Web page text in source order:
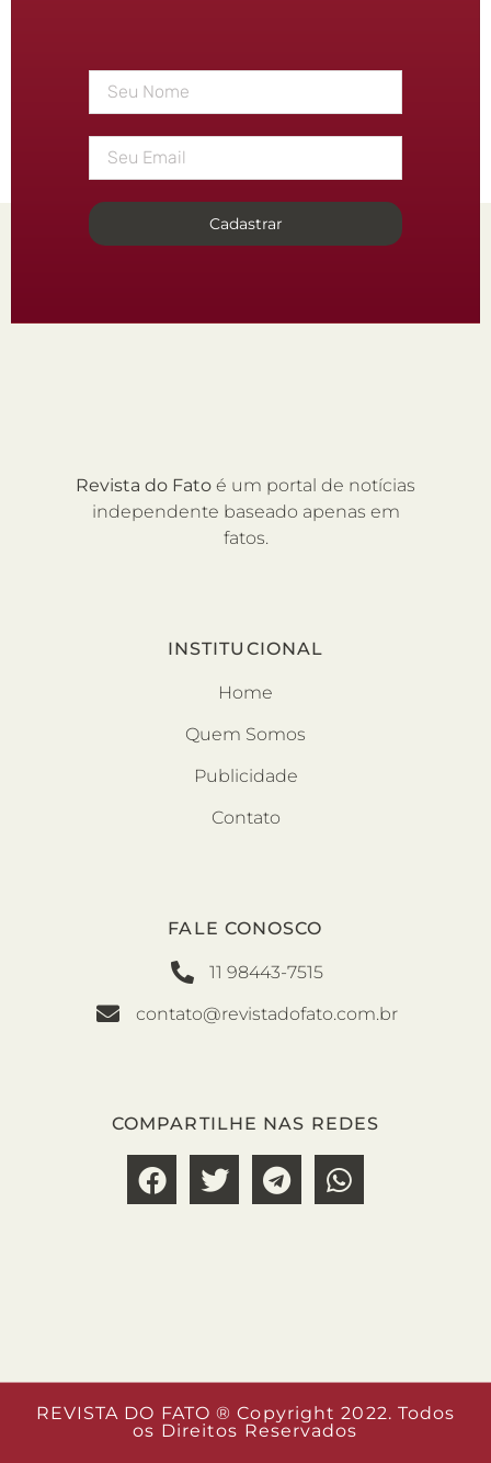
Cadastrar
Revista do Fato é um portal de notícias
independente baseado apenas em
fatos.
INSTITUCIONAL
Home
Quem Somos
Publicidade
Contato
FALE CONOSCO
11 98443-7515
contato@revistadofato.com.br
COMPARTILHE NAS REDES
REVISTA DO FATO ® Copyright 2022. Todos
os Direitos Reservados